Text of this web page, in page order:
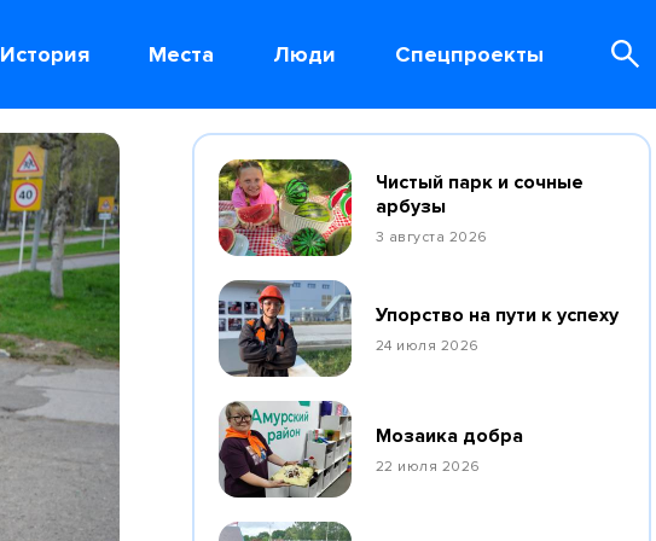
История Места Люди Спецпроекты
Чистый парк и сочные
арбузы
3 августа 2026
Упорство на пути к успеху
24 июля 2026
Мозаика добра
22 июля 2026